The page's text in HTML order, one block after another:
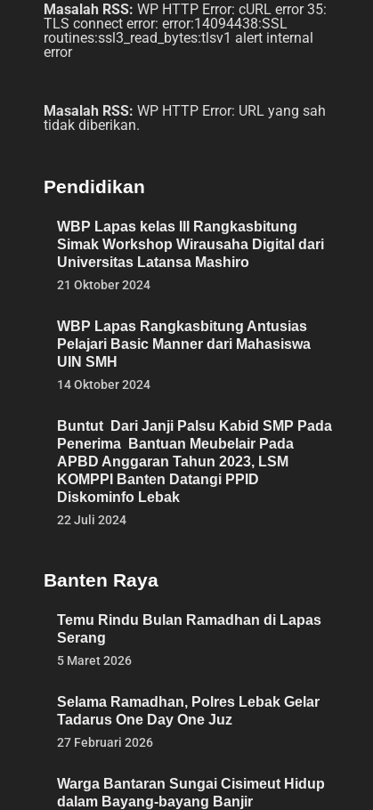
Masalah RSS: WP HTTP Error: cURL error 35:
TLS connect error: error:14094438:SSL
routines:ssl3_read_bytes:tlsv1 alert internal
error
Masalah RSS: WP HTTP Error: URL yang sah
tidak diberikan.
Pendidikan
WBP Lapas kelas III Rangkasbitung
Simak Workshop Wirausaha Digital dari
Universitas Latansa Mashiro
21 Oktober 2024
WBP Lapas Rangkasbitung Antusias
Pelajari Basic Manner dari Mahasiswa
UIN SMH
14 Oktober 2024
Buntut Dari Janji Palsu Kabid SMP Pada
Penerima Bantuan Meubelair Pada
APBD Anggaran Tahun 2023, LSM
KOMPPI Banten Datangi PPID
Diskominfo Lebak
22 Juli 2024
Banten Raya
Temu Rindu Bulan Ramadhan di Lapas
Serang
5 Maret 2026
Selama Ramadhan, Polres Lebak Gelar
Tadarus One Day One Juz
27 Februari 2026
Warga Bantaran Sungai Cisimeut Hidup
dalam Bayang-bayang Banjir